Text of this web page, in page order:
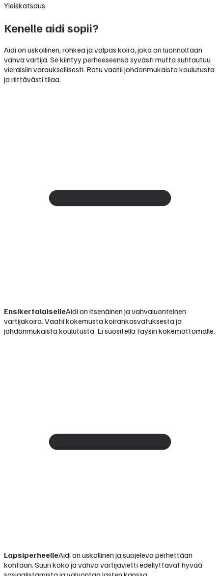
Yleiskatsaus
Kenelle aidi sopii?
Aidi on uskollinen, rohkea ja valpas koira, joka on luonnoltaan
vahva vartija. Se kiintyy perheeseensä syvästi mutta suhtautuu
vieraisiin varauksellisesti. Rotu vaatii johdonmukaista koulutusta
ja riittävästi tilaa.
EnsikertalaiselleAidi on itsenäinen ja vahvaluonteinen
vartijakoira. Vaatii kokemusta koirankasvatuksesta ja
johdonmukaista koulutusta. Ei suositella täysin kokemattomalle.
LapsiperheelleAidi on uskollinen ja suojeleva perhettään
kohtaan. Suuri koko ja vahva vartijavietti edellyttävät hyvää